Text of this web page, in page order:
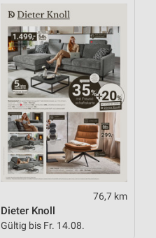
76,7 km
Dieter Knoll
Gültig bis Fr. 14.08.